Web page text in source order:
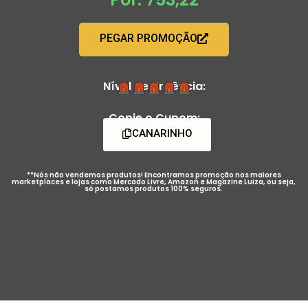
PEGAR PROMOÇÃO
Nível de Urgência:
Copie o Cupom:
CANARINHO
**Nós não vendemos produtos! Encontramos promoção nos maiores
marketplaces e lojas como Mercado Livre, Amazon e Magazine Luiza, ou seja,
só postamos produtos 100% seguros.